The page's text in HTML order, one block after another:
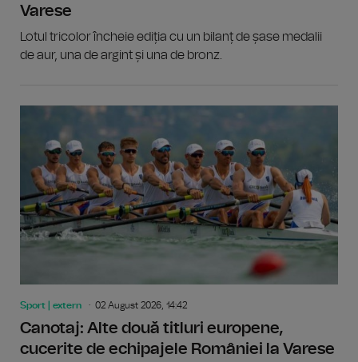
Varese
Lotul tricolor încheie ediția cu un bilanț de șase medalii
de aur, una de argint și una de bronz.
Sport | extern 02 August 2026, 14:42
Canotaj: Alte două titluri europene,
cucerite de echipajele României la Varese